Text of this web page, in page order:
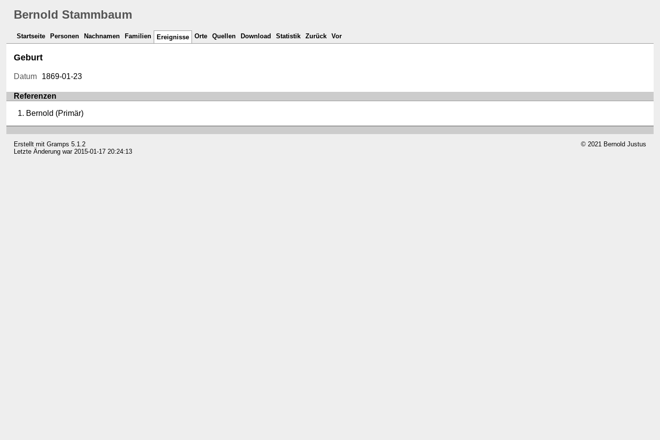
Bernold Stammbaum
Startseite Personen Nachnamen Familien Ereignisse Orte Quellen Download Statistik Zurück Vor
Geburt
Datum 1869-01-23
Referenzen
Bernold (Primär)
Erstellt mitGramps 5.1.2
Letzte Änderung war 2015-01-17 20:24:13
© 2021 Bernold Justus